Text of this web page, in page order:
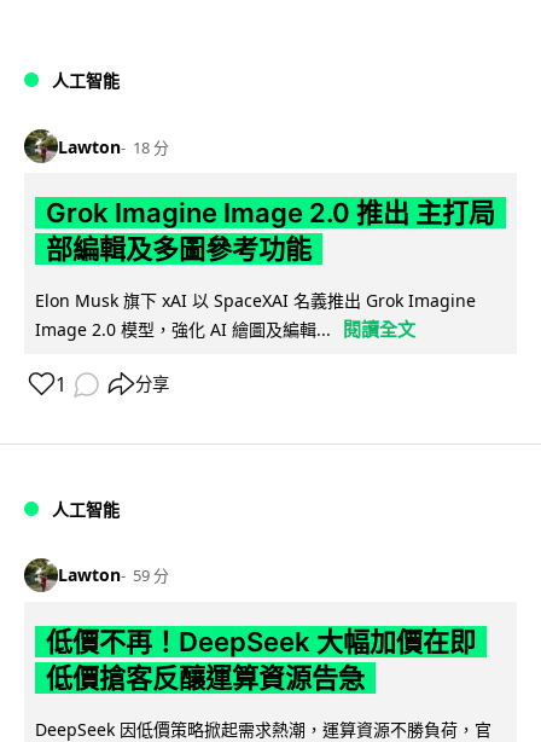
人工智能
Lawton 18 分
Grok Imagine Image 2.0 推出 主打局
部編輯及多圖參考功能
Elon Musk 旗下 xAI 以 SpaceXAI 名義推出 Grok Imagine
Image 2.0 模型，強化 AI 繪圖及編輯...
閱讀全文
1 分享
人工智能
Lawton 59 分
低價不再！DeepSeek 大幅加價在即
低價搶客反釀運算資源告急
DeepSeek 因低價策略掀起需求熱潮，運算資源不勝負荷，官